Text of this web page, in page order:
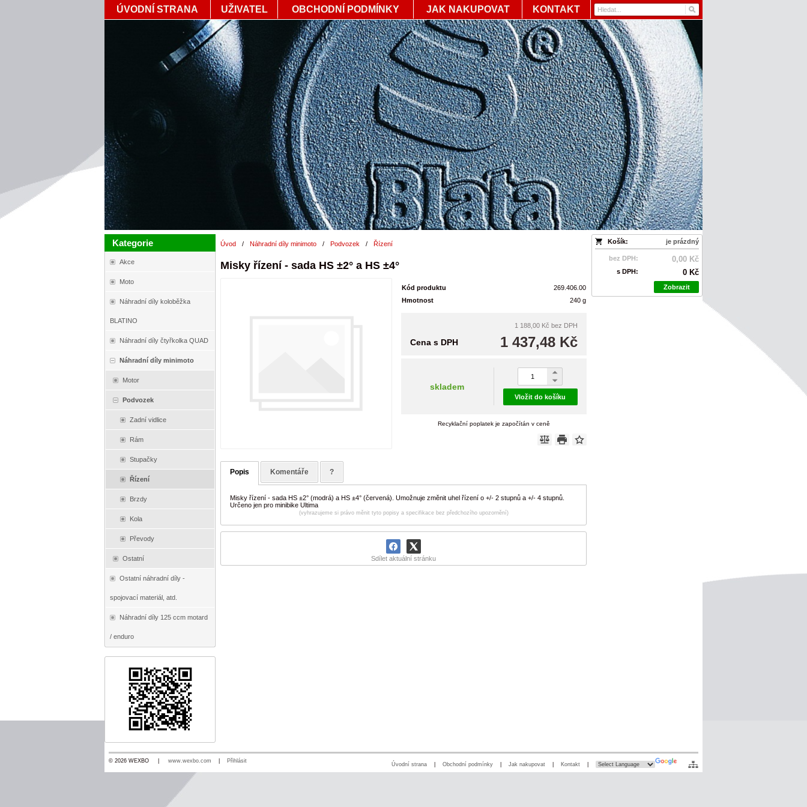
ÚVODNÍ STRANA UŽIVATEL OBCHODNÍ PODMÍNKY JAK NAKUPOVAT KONTAKT
Kategorie
Akce
Moto
Náhradní díly koloběžka
BLATINO
Náhradní díly čtyřkolka QUAD
Náhradní díly minimoto
Motor
Podvozek
Zadní vidlice
Rám
Stupačky
Řízení
Brzdy
Kola
Převody
Ostatní
Ostatní náhradní díly -
spojovací materiál, atd.
Náhradní díly 125 ccm motard
/ enduro
Košík: je prázdný
bez DPH: 0,00 Kč
s DPH: 0 Kč
Zobrazit
Úvod / Náhradní díly minimoto / Podvozek / Řízení
Misky řízení - sada HS ±2° a HS ±4°
Kód produktu
269.406.00
Hmotnost
240 g
1 188,00 Kč bez DPH
1 437,48 Kč
Cena s DPH
skladem
Vložit do košíku
Recyklační poplatek je započítán v ceně
Popis Komentáře ?
Misky řízení - sada HS ±2° (modrá) a HS ±4° (červená). Umožnuje změnit uhel řízení o +/- 2 stupnů a +/- 4 stupnů.
Určeno jen pro minibike Ultima
(vyhrazujeme si právo měnit tyto popisy a specifikace bez předchozího upozornění)
Sdílet aktuální stránku
© 2026 WEXBO | www.wexbo.com Přihlásit
Úvodní strana Obchodní podmínky Jak nakupovat Kontakt